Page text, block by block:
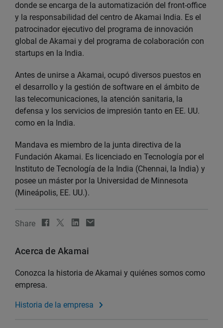
donde se encarga de la automatización del front-office
y la responsabilidad del centro de Akamai India. Es el
patrocinador ejecutivo del programa de innovación
global de Akamai y del programa de colaboración con
startups en la India.
Antes de unirse a Akamai, ocupó diversos puestos en
el desarrollo y la gestión de software en el ámbito de
las telecomunicaciones, la atención sanitaria, la
defensa y los servicios de impresión tanto en EE. UU.
como en la India.
Mandava es miembro de la junta directiva de la
Fundación Akamai. Es licenciado en Tecnología por el
Instituto de Tecnología de la India (Chennai, la India) y
posee un máster por la Universidad de Minnesota
(Mineápolis, EE. UU.).
Share
Acerca de Akamai
Conozca la historia de Akamai y quiénes somos como
empresa.
Historia de la empresa